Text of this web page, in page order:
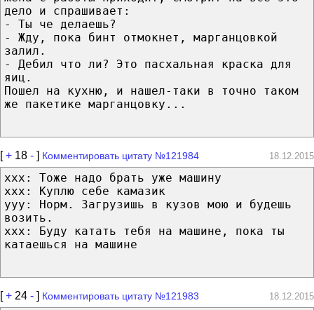
дело и спрашивает:
- Ты че делаешь?
- Жду, пока бинт отмокнет, марганцовкой
залил.
- Дебил что ли? Это пасхальная краска для
яиц.
Пошел на кухню, и нашел-таки в точно таком
же пакетике марганцовку...
[+ 18 - ] Комментировать цитату №121984 18.12.2015
xxx: Тоже надо брать уже машину
xxx: Куплю себе камазик
yyy: Норм. Загрузишь в кузов мою и будешь
возить.
xxx: Буду катать тебя на машине, пока ты
катаешься на машине
[+ 24 - ] Комментировать цитату №121983 18.12.2015